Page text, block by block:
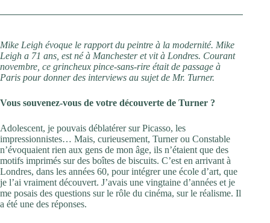
Mike Leigh évoque le rapport du peintre à la modernité. Mike
Leigh a 71 ans, est né à Manchester et vit à Londres. Courant
novembre, ce grincheux pince-sans-rire était de passage à
Paris pour donner des interviews au sujet de Mr. Turner.
Vous souvenez-vous de votre découverte de Turner ?
Adolescent, je pouvais déblatérer sur Picasso, les
impressionnistes… Mais, curieusement, Turner ou Constable
n’évoquaient rien aux gens de mon âge, ils n’étaient que des
motifs imprimés sur des boîtes de biscuits. C’est en arrivant à
Londres, dans les années 60, pour intégrer une école d’art, que
je l’ai vraiment découvert. J’avais une vingtaine d’années et je
me posais des questions sur le rôle du cinéma, sur le réalisme. Il
a été une des réponses.